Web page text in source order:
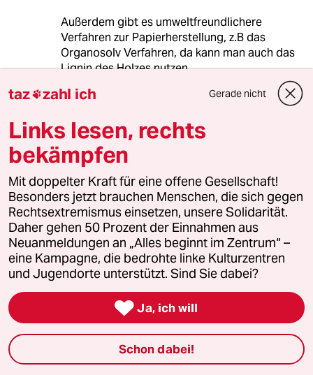
Außerdem gibt es umweltfreundlichere
Verfahren zur Papierherstellung, z.B das
Organosolv Verfahren, da kann man auch das
Lignin des Holzes nutzen.
Aber das Entscheidene ist - nur weniger ist
Umverpackungen müssen weg und der Online
Handel muss sich etwas einfallen lassen.
Mit der CO2Steuer kann man das nicht regeln.
S simie
14.05.2019,10:00 Uhr
@4813 (Profil gelöscht):
ihre Angabe definitiv nicht. Die kann
man definitiv häufiger benutzen als
Papiertüten. Zusätzlich ist sie auch
tatsächlich einsetzbar. Die Papiertüte
nicht. Die reisst leider viel zu schnell
taz zahl ich Gerade nicht
Links lesen, rechts
bekämpfen
Mit doppelter Kraft für eine offene Gesellschaft!
Besonders jetzt brauchen Menschen, die sich gegen
Rechtsextremismus einsetzen, unsere Solidarität.
Daher gehen 50 Prozent der Einnahmen aus
Neuanmeldungen an „Alles beginnt im Zentrum“ –
eine Kampagne, die bedrohte linke Kulturzentren
und Jugendorte unterstützt. Sind Sie dabei?
 Ja, ich will
Schon dabei!